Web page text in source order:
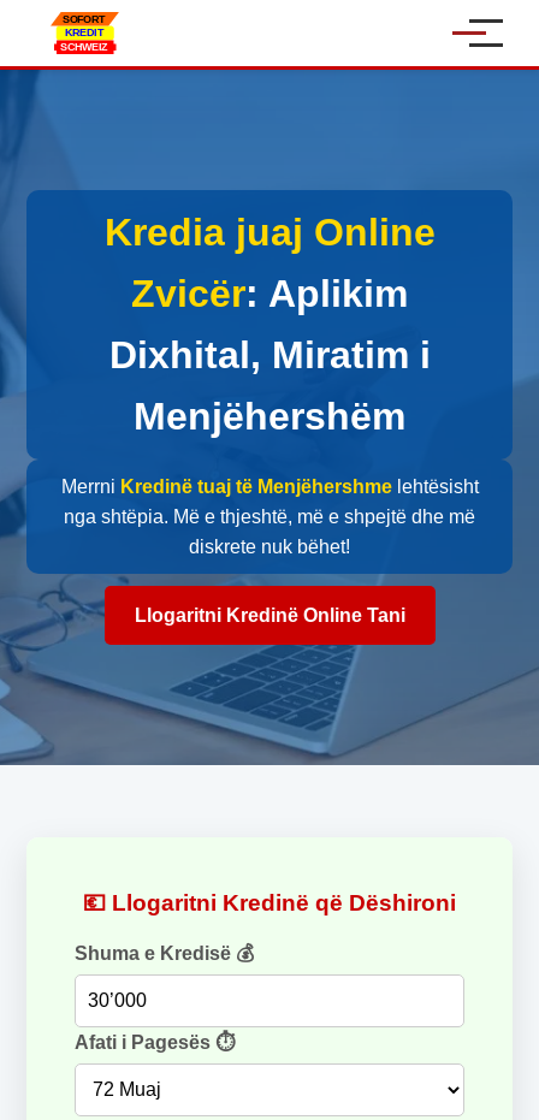
Kredi Automjeti
Kredi për NVM-të
Kontakt
Sprachen:
Kredia juaj Online
Zvicër: Aplikim
Dixhital, Miratim i
Menjëhershëm
Merrni Kredinë tuaj të Menjëhershmelehtësisht
nga shtëpia. Më e thjeshtë, më e shpejtë dhe më
diskrete nuk bëhet!
Llogaritni Kredinë Online Tani
💶 Llogaritni Kredinë që Dëshironi
Shuma e Kredisë 💰
Afati i Pagesës ⏱️